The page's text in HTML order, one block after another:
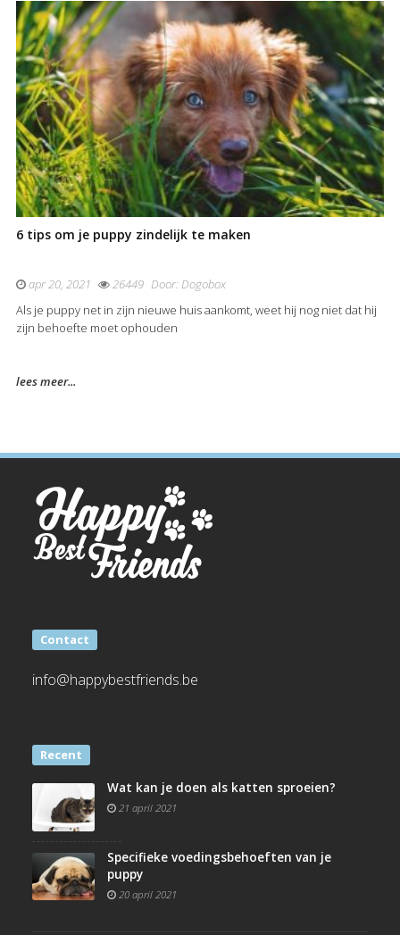
6 tips om je puppy zindelijk te maken
apr 20, 2021 26449 Door:Dogobox
Als je puppy net in zijn nieuwe huis aankomt, weet hij nog niet dat hij
zijn behoefte moet ophouden
lees meer...
Contact
info@happybestfriends.be
Recent
Wat kan je doen als katten sproeien?
21 april 2021
Specifieke voedingsbehoeften van je
puppy
20 april 2021